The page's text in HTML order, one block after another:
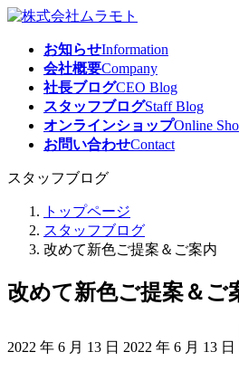
コ
プ
ナ
動
お知らせInformation
会社概要Company
社長ブログCEO Blog
スタッフブログStaff Blog
オンラインショップOnline
お問い合わせContact
スタッフブログ
トップページ
スタッフブログ
改めて新色ご提案＆ご案内
改めて新色ご提案＆ご
2022 年 6 月 13 日 終
2022 年 6 月 13 日